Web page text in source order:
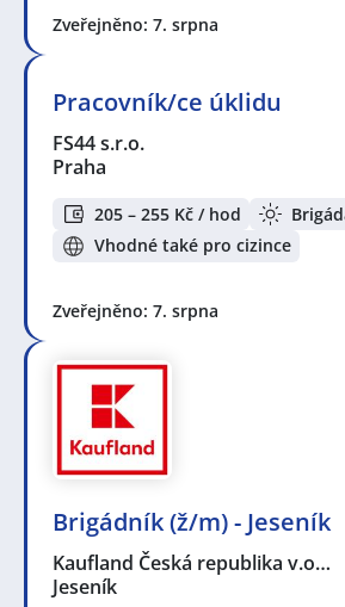
Zveřejněno: 7. srpna
Pracovník/ce úklidu
FS44 s.r.o.
Praha
205 – 255 Kč / hod
Vhodné také pro cizince
Zveřejněno: 7. srpna
Brigádník (ž/m) - Jeseník
Kaufland Česká republika v.o…
Jeseník